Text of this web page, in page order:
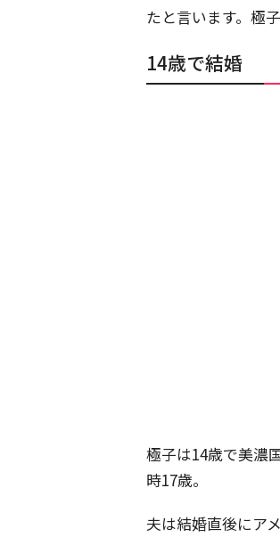
たと言います。極
14歳で結婚
極子は14歳で美濃
時17歳。
夫は結婚直後にア